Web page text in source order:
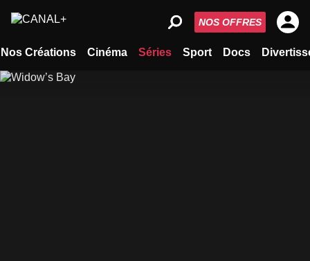
Nos Créations Cinéma Séries Sport Docs
NOS OFFRES